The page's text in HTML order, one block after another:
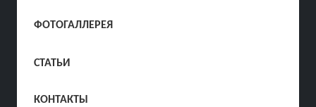
ФОТОГАЛЛЕРЕЯ
СТАТЬИ
КОНТАКТЫ